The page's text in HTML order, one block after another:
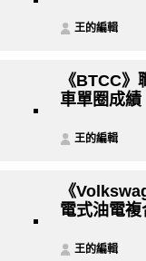
王的編輯
《BTCC
車單圈成績
王的編輯
《
電式油電
王的編輯